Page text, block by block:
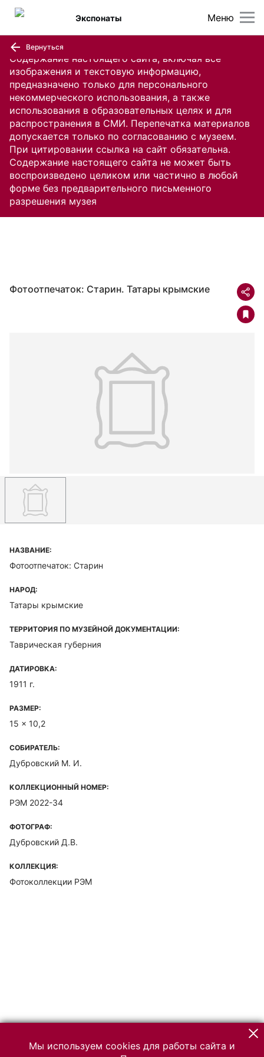
Содержание настоящего сайта, включая все
изображения и текстовую информацию,
предназначено только для персонального
некоммерческого использования, а также
использования в образовательных целях и для
распространения в СМИ. Перепечатка материалов
допускается только по согласованию с музеем.
При цитировании ссылка на сайт обязательна.
Содержание настоящего сайта не может быть
воспроизведено целиком или частично в любой
форме без предварительного письменного
разрешения музея
Меню
Экспонаты
Вернуться
Фотоотпечаток: Старин. Татары крымские
НАЗВАНИЕ:
Фотоотпечаток: Старин
НАРОД:
Татары крымские
ТЕРРИТОРИЯ ПО МУЗЕЙНОЙ ДОКУМЕНТАЦИИ:
Таврическая губерния
ДАТИРОВКА:
1911 г.
РАЗМЕР:
15 x 10,2
СОБИРАТЕЛЬ:
Дубровский М. И.
КОЛЛЕКЦИОННЫЙ НОМЕР:
РЭМ 2022-34
ФОТОГРАФ:
Дубровский Д.В.
КОЛЛЕКЦИЯ:
Фотоколлекции РЭМ
Мы используем cookies для работы сайта и